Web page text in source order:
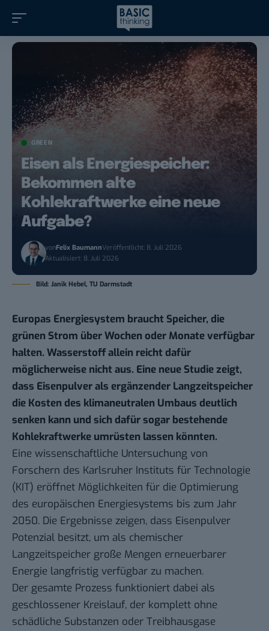
GREEN
Eisen als Energiespeicher:
Bekommen alte
Kohlekraftwerke eine neue
Aufgabe?
vonFelix BaumannVeröffentlicht: 8. Juli 2026
Aktualisiert: 8. Juli 2026
Bild: Janik Hebel, TU Darmstadt
Europas Energiesystem braucht Speicher, die
grünen Strom über Wochen oder Monate verfügbar
halten. Wasserstoff allein reicht dafür
möglicherweise nicht aus. Eine neue Studie zeigt,
dass Eisenpulver als ergänzender Langzeitspeicher
die Kosten des klimaneutralen Umbaus deutlich
senken kann und sich dafür sogar bestehende
Kohlekraftwerke umrüsten lassen könnten.
Eine wissenschaftliche Untersuchung von
Forschern des Karlsruher Instituts für Technologie
(KIT) eröffnet Möglichkeiten für die Optimierung
des europäischen Energiesystems bis zum Jahr
2050. Die Ergebnisse zeigen, dass Eisenpulver
Potenzial besitzt, um als chemischer
Langzeitspeicher große Mengen erneuerbarer
Energie langfristig verfügbar zu machen.
Der gesamte Prozess funktioniert dabei als
geschlossener Kreislauf, der komplett ohne
schädliche Substanzen oder Treibhausgase